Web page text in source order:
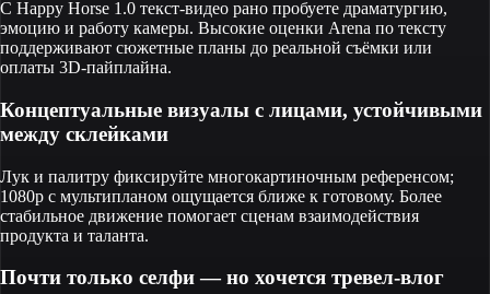
С Happy Horse 1.0 текст-видео рано пробуете драматургию,
эмоцию и работу камеры. Высокие оценки Arena по тексту
поддерживают сюжетные планы до реальной съёмки или
оплаты 3D-пайплайна.
Концептуальные визуалы с лицами, устойчивыми
между склейками
Лук и палитру фиксируйте многокартиночным референсом;
1080p с мультипланом ощущается ближе к готовому. Более
стабильное движение помогает сценам взаимодействия
продукта и таланта.
Почти только селфи — но хочется тревел-влог